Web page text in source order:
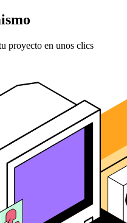
proyecto en unos clics